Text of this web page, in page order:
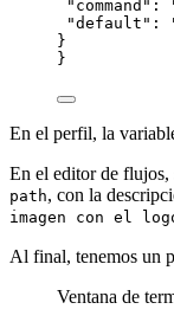
" command " :
"default " :
}
}
En el perfil, la
En el editor de flujos,
path, con la
imagen con el
Al final, tenemos un
Ventana de